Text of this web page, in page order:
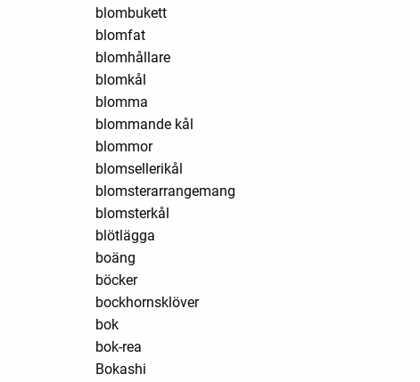
blombukett
blomfat
blomhållare
blomkål
blomma
blommande kål
blommor
blomsellerikål
blomsterarrangemang
blomsterkål
blötlägga
boäng
böcker
bockhornsklöver
bok
bok-rea
Bokashi